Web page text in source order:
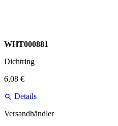
WHT000881
Dichtring
6,08 €
Details
Versandhändler